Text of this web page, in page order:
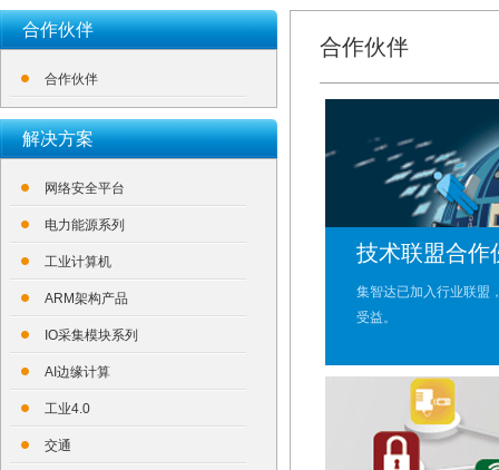
合作伙伴
合作伙伴
解决方案
网络安全平台
电力能源系列
工业计算机
ARM架构产品
IO采集模块系列
AI边缘计算
工业4.0
交通
合作伙伴
技术联盟合作
集智达已加入行业联盟
受益。